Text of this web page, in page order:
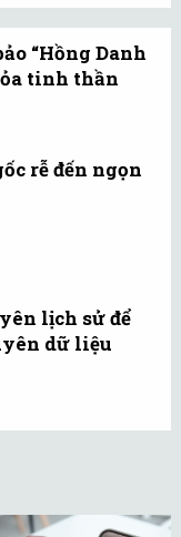
“Hồng Danh
tinh thần
rễ đến ngọn
lịch sử để
dữ liệu